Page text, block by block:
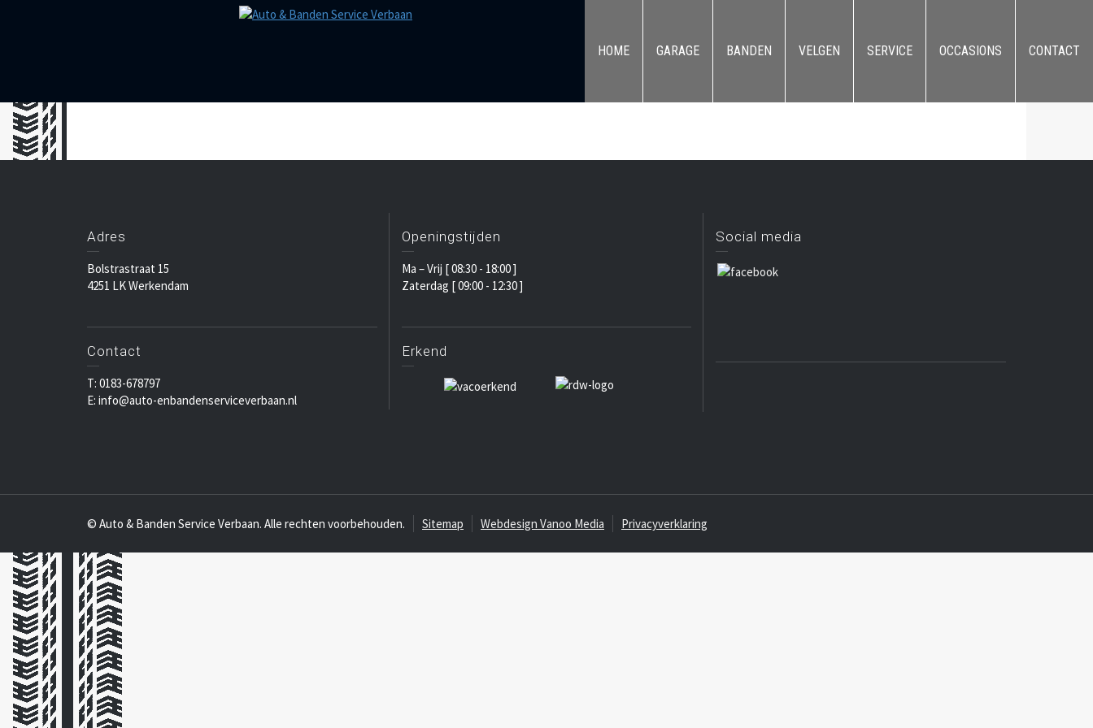
HOME GARAGE BANDEN VELGEN SERVICE OCCASIONS CONTACT
Adres
Bolstrastraat 15
4251 LK Werkendam
Contact
T: 0183-678797
E: info@auto-enbandenserviceverbaan.nl
Openingstijden
Ma – Vrij [ 08:30 - 18:00 ]
Zaterdag [ 09:00 - 12:30 ]
Erkend
Social media
© Auto & Banden Service Verbaan. Alle rechten voorbehouden. Sitemap Webdesign Vanoo Media Privacyverklaring